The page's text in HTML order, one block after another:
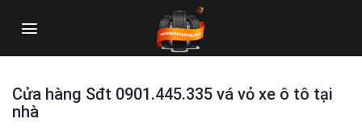
Cửa hàng Sđt 0901.445.335 vá vỏ xe ô tô tại
nhà